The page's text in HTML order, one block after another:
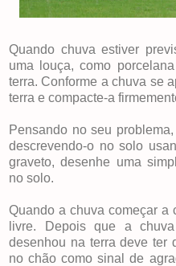
Quando chuva estiver
uma louça, como
terra. Conforme a chuva se
terra e compacte-a
Pensando no seu
descrevendo-o no solo
graveto, desenhe uma
no solo.
Quando a chuva começar a
livre. Depois que a
desenhou na terra deve ter
no chão como sinal de